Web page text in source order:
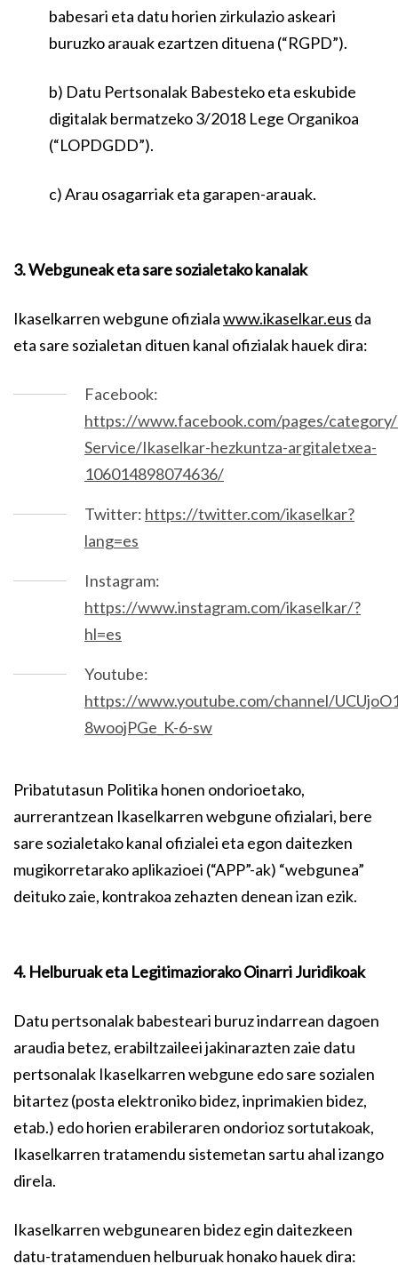
babesari eta datu horien zirkulazio askeari
buruzko arauak ezartzen dituena (“RGPD”).
b) Datu Pertsonalak Babesteko eta eskubide
digitalak bermatzeko 3/2018 Lege Organikoa
(“LOPDGDD”).
c) Arau osagarriak eta garapen-arauak.
3. Webguneak eta sare sozialetako kanalak
Ikaselkarren webgune ofizialawww.ikaselkar.eus da
eta sare sozialetan dituen kanal ofizialak hauek dira:
Facebook:
https://www.facebook.com/pages/
Service/Ikaselkar-hezkuntza-argitaletxea-
106014898074636/
Twitter: https://twitter.com/ikaselkar?
lang=es
Instagram:
https://www.instagram.com/ikaselkar/?
hl=es
Youtube:
https://www.youtube.com/channel/
8woojPGe_K-6-sw
Pribatutasun Politika honen ondorioetako,
aurrerantzean Ikaselkarren webgune ofizialari, bere
sare sozialetako kanal ofizialei eta egon daitezken
mugikorretarako aplikazioei (“APP”-ak) “webgunea”
deituko zaie, kontrakoa zehazten denean izan ezik.
4. Helburuak eta Legitimaziorako Oinarri Juridikoak
Datu pertsonalak babesteari buruz indarrean dagoen
araudia betez, erabiltzaileei jakinarazten zaie datu
pertsonalak Ikaselkarren webgune edo sare sozialen
bitartez (posta elektroniko bidez, inprimakien bidez,
etab.) edo horien erabileraren ondorioz sortutakoak,
Ikaselkarren tratamendu sistemetan sartu ahal izango
direla.
Ikaselkarren webgunearen bidez egin daitezkeen
datu-tratamenduen helburuak honako hauek dira: